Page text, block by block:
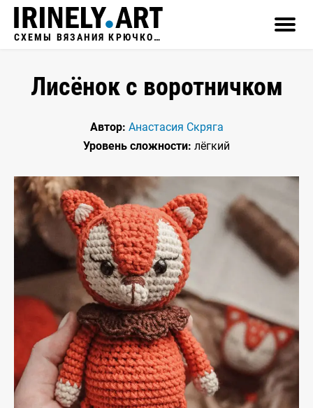
СХЕМЫ ВЯЗАНИЯ КРЮЧКОМ
Лисёнок с воротничком
Автор: Анастасия Скряга
Уровень сложности: лёгкий